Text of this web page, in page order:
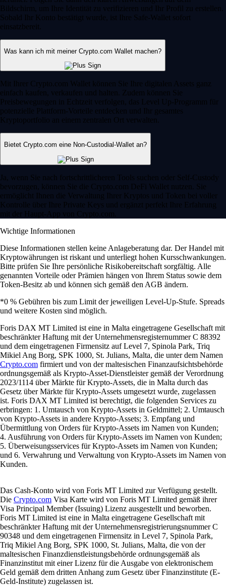
Bildschirm, um Ihre Identität zu verifizieren und Ihr Profil zu erstellen.
Sobald Ihr Konto bestätigt wurde, ist Ihre Safe-Wallet sofort
einsatzbereit.
Was kann ich mit meiner Crypto.com Wallet machen?
Mit Ihrer Crypto.com Wallet können Sie Ihre digitalen Assets ganz
einfach kaufen, verkaufen und halten. Zudem können Sie
Preisbewegungen in Echtzeit verfolgen, das Level Up-Programm für
potenzielle Plattform-Vorteile entdecken und Ihr gesamtes
Kryptoportfolio an einem zentralen Ort verwalten.
Bietet Crypto.com eine Non-Custodial-Wallet an?
Ja, wenn Sie nach fortschrittlicheren Tools suchen oder Self-Custody
bevorzugen, können Sie die Crypto.com DeFi Wallet nutzen. Sie
ermöglicht Ihnen die Verwaltung Ihrer Kryptos und Token bei voller
Kontrolle über Ihre Private Keys und ergänzt perfekt Ihre Erfahrung
mit der Haupt-App von Crypto.com.
Wichtige Informationen
Diese Informationen stellen keine Anlageberatung dar. Der Handel mit
Kryptowährungen ist riskant und unterliegt hohen Kursschwankungen.
Bitte prüfen Sie Ihre persönliche Risikobereitschaft sorgfältig. Alle
genannten Vorteile oder Prämien hängen von Ihrem Status sowie dem
Token-Besitz ab und können sich gemäß den AGB ändern.
*0 % Gebühren bis zum Limit der jeweiligen Level-Up-Stufe. Spreads
und weitere Kosten sind möglich.
Foris DAX MT Limited ist eine in Malta eingetragene Gesellschaft mit
beschränkter Haftung mit der Unternehmensregisternummer C 88392
und dem eingetragenen Firmensitz auf Level 7, Spinola Park, Triq
Mikiel Ang Borg, SPK 1000, St. Julians, Malta, die unter dem Namen
Crypto.com firmiert und von der maltesischen Finanzaufsichtsbehörde
ordnungsgemäß als Krypto-Asset-Dienstleister gemäß der Verordnung
2023/1114 über Märkte für Krypto-Assets, die in Malta durch das
Gesetz über Märkte für Krypto-Assets umgesetzt wurde, zugelassen
ist. Foris DAX MT Limited ist berechtigt, die folgenden Services zu
erbringen: 1. Umtausch von Krypto-Assets in Geldmittel; 2. Umtausch
von Krypto-Assets in andere Krypto-Assets; 3. Empfang und
Übermittlung von Orders für Krypto-Assets im Namen von Kunden;
4. Ausführung von Orders für Krypto-Assets im Namen von Kunden;
5. Überweisungsservices für Krypto-Assets im Namen von Kunden;
und 6. Verwahrung und Verwaltung von Krypto-Assets im Namen von
Kunden.
Das Cash-Konto wird von Foris MT Limited zur Verfügung gestellt.
Die Crypto.com Visa Karte wird von Foris MT Limited gemäß ihrer
Visa Principal Member (Issuing) Lizenz ausgestellt und beworben.
Foris MT Limited ist eine in Malta eingetragene Gesellschaft mit
beschränkter Haftung mit der Unternehmensregistrierungsnummer C
90348 und dem eingetragenen Firmensitz in Level 7, Spinola Park,
Triq Mikiel Ang Borg, SPK 1000, St. Julians, Malta, die von der
maltesischen Finanzdienstleistungsbehörde ordnungsgemäß als
Finanzinstitut mit einer Lizenz für die Ausgabe von elektronischem
Geld gemäß dem dritten Anhang zum Gesetz über Finanzinstitute (E-
Geld-Institute) zugelassen ist.